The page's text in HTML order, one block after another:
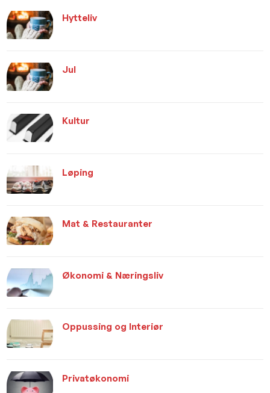
Hytteliv
Jul
Kultur
Løping
Mat & Restauranter
Økonomi & Næringsliv
Oppussing og Interiør
Privatøkonomi